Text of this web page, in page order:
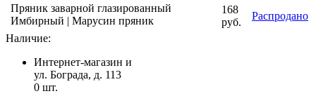
Пряник заварной глазированный
Имбирный | Марусин пряник
168
руб.
Распродано
Наличие:
Интернет-магазин и
ул. Бограда, д. 113
0 шт.